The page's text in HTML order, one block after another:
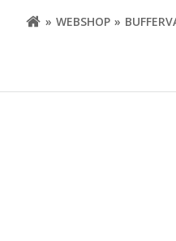
WEBSHOP